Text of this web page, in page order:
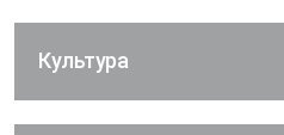
Культура